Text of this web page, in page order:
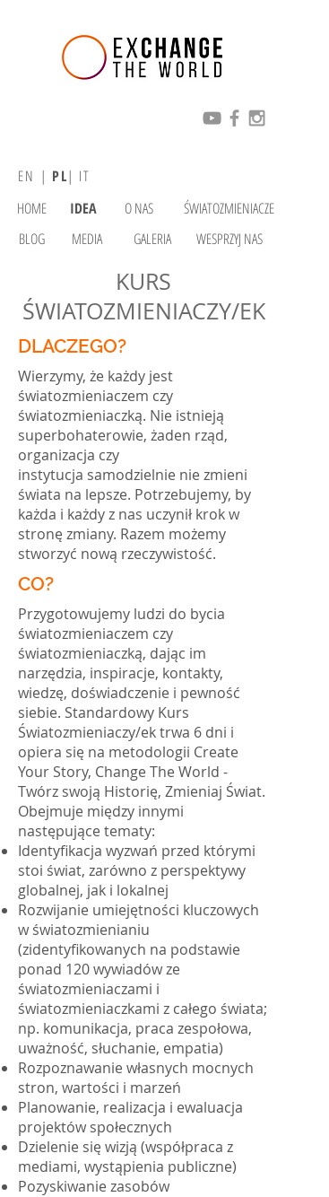
EN | PL| IT
HOME
BLOG
IDEA O NAS
ŚWIATOZMIENIACZE
MEDIA
GALERIA WESPRZYJ NAS
KURS
ŚWIATOZMIENIACZY/EK
DLACZEGO?
Wierzymy, że każdy jest
światozmieniaczem czy
światozmieniaczką. Nie istnieją
superbohaterowie, żaden rząd,
organizacja czy
instytucja samodzielnie nie zmieni
świata na lepsze. Potrzebujemy, by
każda i każdy z nas uczynił krok w
stronę zmiany. Razem możemy
stworzyć nową rzeczywistość.
CO?
Przygotowujemy ludzi do bycia
światozmieniaczem czy
światozmieniaczką, dając im
narzędzia, inspiracje, kontakty,
wiedzę, doświadczenie i pewność
siebie. Standardowy Kurs
Światozmieniaczy/ek trwa 6 dni i
opiera się na metodologii Create
Your Story, Change The World -
Twórz swoją Historię, Zmieniaj Świat.
Obejmuje między innymi
następujące tematy:
Identyfikacja wyzwań przed którymi
stoi świat, zarówno z perspektywy
globalnej, jak i lokalnej
Rozwijanie umiejętności kluczowych
w światozmienianiu
(zidentyfikowanych na podstawie
ponad 120 wywiadów ze
światozmieniaczami i
światozmieniaczkami z całego świata;
np. komunikacja, praca zespołowa,
uważność, słuchanie, empatia)
Rozpoznawanie własnych mocnych
stron, wartości i marzeń
Planowanie, realizacja i ewaluacja
projektów społecznych
Dzielenie się wizją (współpraca z
mediami, wystąpienia publiczne)
Pozyskiwanie zasobów